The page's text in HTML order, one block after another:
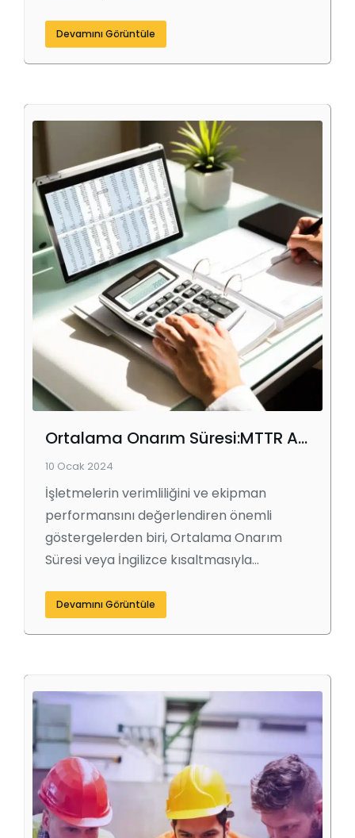
Devamını Görüntüle
Ortalama Onarım Süresi:MTTR Anlamı ve Formülü [Hesap Makinesi ile!]
10 Ocak 2024
İşletmelerin verimliliğini ve ekipman
performansını değerlendiren önemli
göstergelerden biri, Ortalama Onarım
Süresi veya İngilizce kısaltmasıyla…
Devamını Görüntüle